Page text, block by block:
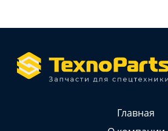
Главная